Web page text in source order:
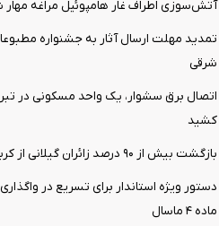
آتش‌سوزی اطراف غار هامپوئیل مراغه
تمدید مهلت ارسال آثار به جشنواره
شرقی
اتصال برق سشوار، یک واحد مسکونی در
کشید
بازگشت بیش از ۹۰ درصد زائران گیلانی از کربلای معلی
دستور ویژه استاندار برای تسریع در
ماده ۴ ماسال